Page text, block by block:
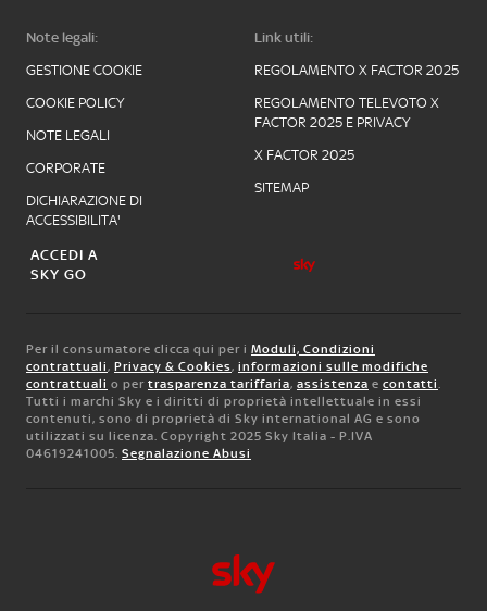
Note legali:
GESTIONE COOKIE
COOKIE POLICY
NOTE LEGALI
CORPORATE
DICHIARAZIONE DI
ACCESSIBILITA'
Link utili:
REGOLAMENTO X FACTOR 2025
REGOLAMENTO TELEVOTO X
FACTOR 2025 E PRIVACY
X FACTOR 2025
SITEMAP
ACCEDI A
SKY GO
Per il consumatore clicca qui per i Moduli, Condizioni
contrattuali, Privacy & Cookies, informazioni sulle modifiche
contrattuali o per trasparenza tariffaria, assistenza e contatti.
Tutti i marchi Sky e i diritti di proprietà intellettuale in essi
contenuti, sono di proprietà di Sky international AG e sono
utilizzati su licenza. Copyright 2025 Sky Italia - P.IVA
04619241005. Segnalazione Abusi